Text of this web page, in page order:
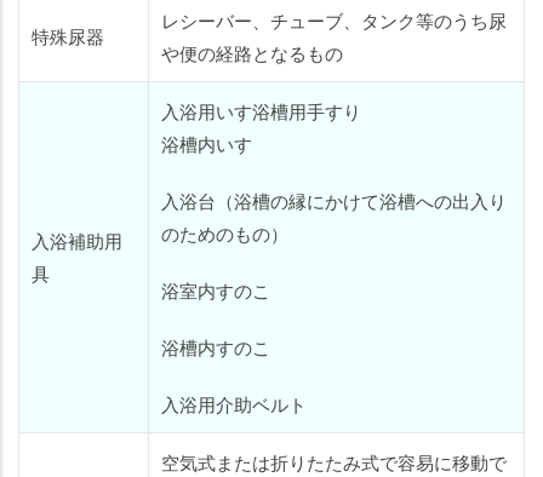
特殊尿器
レシーバー、チューブ、タンク等のうち尿
や便の経路となるもの
入浴補助用
具
入浴用いす浴槽用手すり
浴槽内いす
入浴台（浴槽の縁にかけて浴槽への出入り
のためのもの）
浴室内すのこ
浴槽内すのこ
入浴用介助ベルト
空気式または折りたたみ式で容易に移動で